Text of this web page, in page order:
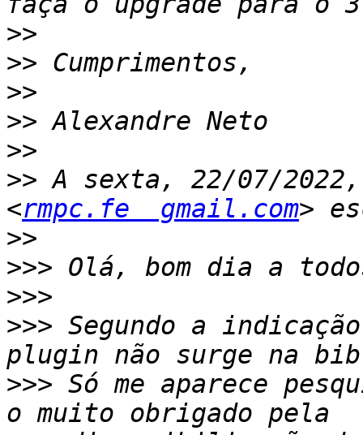
>>
>>
>>
>>
>>
>> A sexta, 22/07/
<rmpc.fe  gmail.com
>>
>>>
>>>
>>> Segundo a
>>> Só me aparece